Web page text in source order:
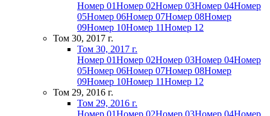
Номер 01Номер 02Номер 03Номер 04Номер
05Номер 06Номер 07Номер 08Номер
09Номер 10Номер 11Номер 12
Том 30, 2017 г.
Том 30, 2017 г.
Номер 01Номер 02Номер 03Номер 04Номер
05Номер 06Номер 07Номер 08Номер
09Номер 10Номер 11Номер 12
Том 29, 2016 г.
Том 29, 2016 г.
Номер 01Номер 02Номер 03Номер 04Номер